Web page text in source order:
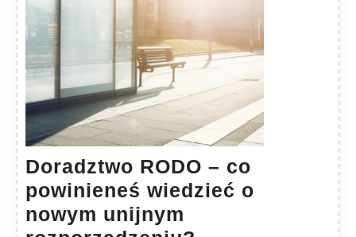
Doradztwo RODO – co
powinieneś wiedzieć o
nowym unijnym